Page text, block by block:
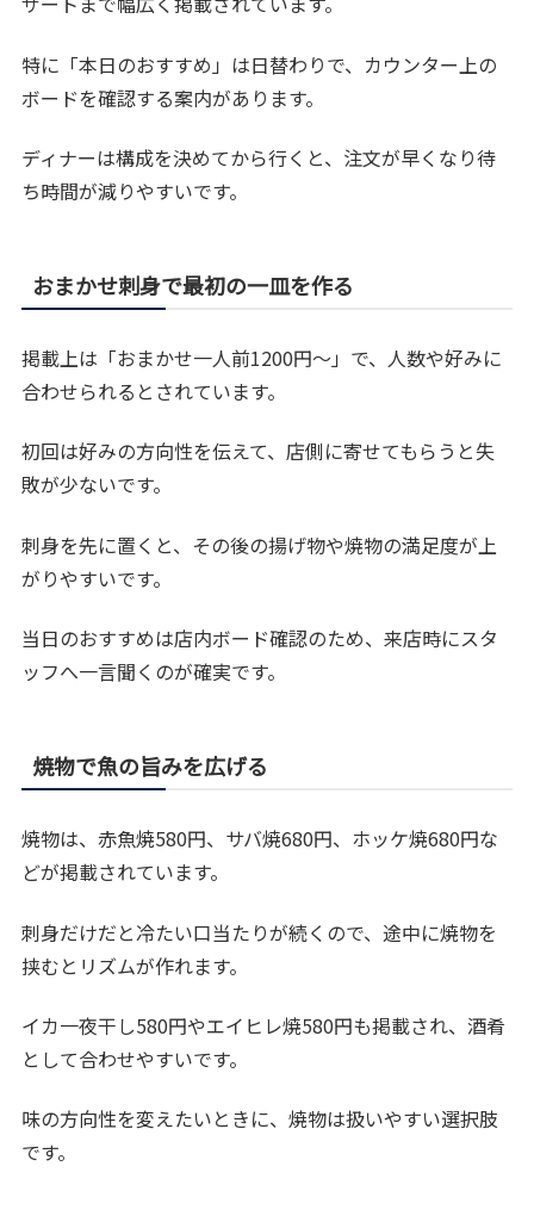
特に「本日のおすすめ」は日替わりで、カウンター上の
ボードを確認する案内があります。
ディナーは構成を決めてから行くと、注文が早くなり待
ち時間が減りやすいです。
おまかせ刺身で最初の一皿を作る
掲載上は「おまかせ一人前1200円〜」で、人数や好みに
合わせられるとされています。
初回は好みの方向性を伝えて、店側に寄せてもらうと失
敗が少ないです。
刺身を先に置くと、その後の揚げ物や焼物の満足度が上
がりやすいです。
当日のおすすめは店内ボード確認のため、来店時にスタ
ッフへ一言聞くのが確実です。
焼物で魚の旨みを広げる
焼物は、赤魚焼580円、サバ焼680円、ホッケ焼680円な
どが掲載されています。
刺身だけだと冷たい口当たりが続くので、途中に焼物を
挟むとリズムが作れます。
イカ一夜干し580円やエイヒレ焼580円も掲載され、酒肴
として合わせやすいです。
味の方向性を変えたいときに、焼物は扱いやすい選択肢
です。